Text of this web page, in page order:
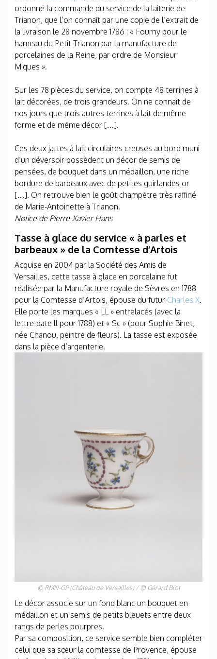
ordonné la commande du service de la laiterie de
Trianon, que l’on connaît par une copie de l’extrait de
la livraison le 28 novembre 1786 : « Fourny pour le
hameau du Petit Trianon par la manufacture de
porcelaines de la Reine, par ordre de Monsieur
Miques ».
Sur les 78 pièces du service, on compte 48 terrines à
lait décorées, de trois grandeurs. On ne connaît de
nos jours que trois autres terrines à lait de même
forme et de même décor […].
Ces deux jattes à lait circulaires creuses au bord muni
d’un déversoir possèdent un décor de semis de
pensées, de bouquet dans un médaillon, une riche
bordure de barbeaux avec de petites guirlandes or
[…]. On retrouve bien le goût champêtre très raffiné
de Marie-Antoinette à Trianon.
Notice de Pierre-Xavier Hans
Tasse à glace du service « à parles et
barbeaux » de la Comtesse d’Artois
Acquise en 2004 par la Société des Amis de
Versailles, cette tasse à glace en porcelaine fut
réalisée par la Manufacture royale de Sèvres en 1788
pour la Comtesse d’Artois, épouse du futur Charles X.
Elle porte les marques « LL » entrelacés (avec la
lettre-date ll pour 1788) et « Sc » (pour Sophie Binet,
née Chanou, peintre de fleurs). La tasse est exposée
dans la pièce d’argenterie.
© RMN-GP (Château de Versailles) / © Gérard Blot
Le décor associe sur un fond blanc un bouquet en
médaillon et un semis de petits bleuets entre deux
rangs de perles pourpres.
Par sa composition, ce service semble bien compléter
celui que sa sœur la comtesse de Provence, épouse